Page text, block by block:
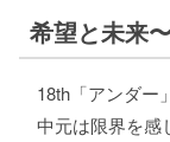
希望と未来
18th「アンダー
中元は限界を感